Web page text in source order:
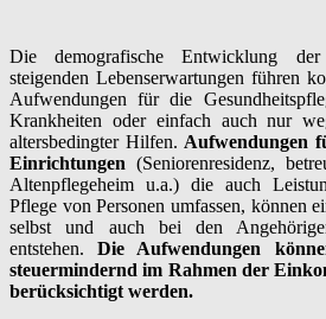
Die demografische Entwicklung
steigenden Lebenserwartungen führen
Aufwendungen für die
Krankheiten oder einfach auch nur
altersbedingter Hilfen. Aufwendungen
Einrichtungen (Seniorenresidenz,
Altenpflegeheim u.a.) die auch
Pflege von Personen umfassen, können
selbst und auch bei den
entstehen.Die Aufwendungen
steuermindernd im Rahmen der
berücksichtigt werden.